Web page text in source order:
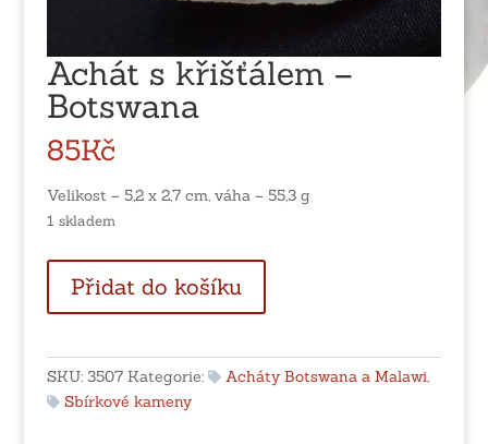
Achát s křišťálem –
Botswana
85Kč
Velikost – 5,2 x 2,7 cm, váha – 55,3 g
1 skladem
křišťálem
Botswana
množství
Přidat do košíku
SKU: 3507 Kategorie: Acháty Botswana a Malawi,
Sbírkové kameny